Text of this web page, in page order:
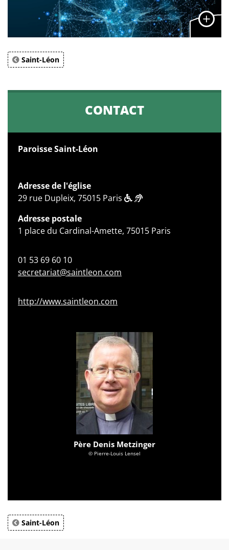
Saint-Léon
CONTACT
Paroisse Saint-Léon
Adresse de l'église
29 rue Dupleix, 75015 Paris
Adresse postale
1 place du Cardinal-Amette, 75015 Paris
01 53 69 60 10
secretariat@saintleon.com
http://www.saintleon.com
Père Denis Metzinger
© Pierre-Louis Lensel
Saint-Léon